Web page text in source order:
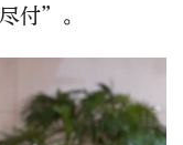
付”。